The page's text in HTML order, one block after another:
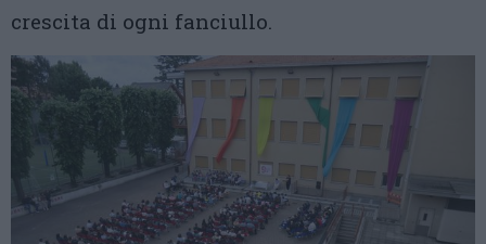
crescita di ogni fanciullo.